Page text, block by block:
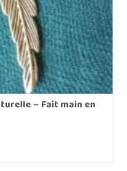
– Fait main en